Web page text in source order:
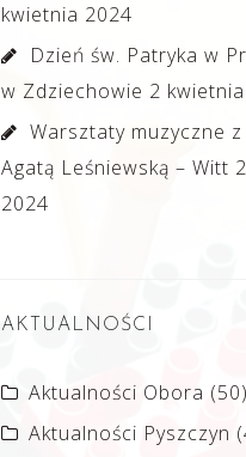
kwietnia 2024
Dzień św. Patryka w
w Zdziechowie 2
Warsztaty muzyczne
Agatą Leśniewską – Witt
2024
AKTUALNOŚCI
Aktualności Obora (50)
Aktualności Pyszczyn